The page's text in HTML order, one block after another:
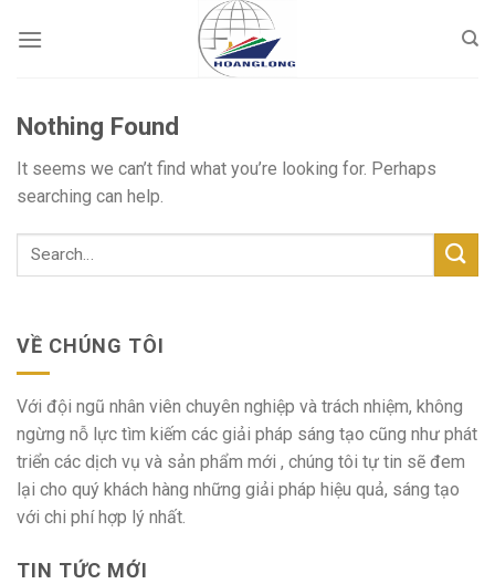
Nothing Found
It seems we can’t find what you’re looking for. Perhaps
searching can help.
VỀ CHÚNG TÔI
Với đội ngũ nhân viên chuyên nghiệp và trách nhiệm, không
ngừng nỗ lực tìm kiếm các giải pháp sáng tạo cũng như phát
triển các dịch vụ và sản phẩm mới , chúng tôi tự tin sẽ đem
lại cho quý khách hàng những giải pháp hiệu quả, sáng tạo
với chi phí hợp lý nhất.
TIN TỨC MỚI